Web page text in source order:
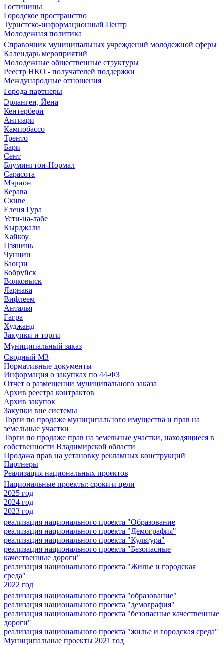
Гостиницы
Городское пространство
Туристско-информационный Центр
Молодежная политика
Справочник муниципальных учреждений молодежной сферы
Календарь мероприятий
Молодежные общественные структуры
Реестр НКО - получателей поддержки
Международные отношения
Города партнеры
Эрланген, Йена
Кентербери
Ангиари
Кампобассо
Тренто
Бари
Сент
Блумингтон-Нормал
Сарасота
Мэрион
Керава
Скиве
Еленя Гура
Усти-на-лабе
Кырджали
Хайкоу
Цзянинь
Чунцин
Баоцзи
Бобруйск
Волковыск
Ларнака
Вифлеем
Анталья
Гагра
Худжанд
Закупки и торги
Муниципальный заказ
Сводный МЗ
Нормативные документы
Информация о закупках по 44-ФЗ
Отчет о размещении муниципального заказа
Архив реестра контрактов
Архив закупок
Закупки вне системы
Торги по продаже муниципального имущества и прав на
земельные участки
Торги по продаже прав на земельные участки, находящиеся в
собственности Владимирской области
Продажа прав на установку рекламных конструкций
Партнеры
Реализация национальных проектов
Национальные проекты: сроки и цели
2025 год
2024 год
2023 год
реализация национального проекта "Образование
реализация национального проекта "Демография"
реализация национального проекта "Культура"
реализация национального проекта "Безопасные
качественные дороги"
реализация национального проекта "Жилье и городская
среда"
2022 год
реализация национального проекта "образование"
реализация национального проекта "демография"
реализация национального проекта "безопасные качественные
дороги"
реализация национального проекта "жилье и городская среда"
Муниципальные проекты 2021 год